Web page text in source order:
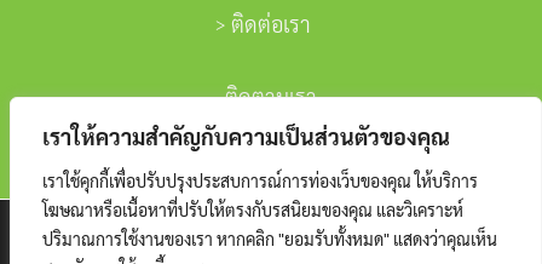
เราให้ความสำคัญกับความเป็นส่วนตัวของคุณ
เราใช้คุกกี้เพื่อปรับปรุงประสบการณ์การท่องเว็บของคุณ ให้บริการ
โฆษณาหรือเนื้อหาที่ปรับให้ตรงกับรสนิยมของคุณ และวิเคราะห์
ปริมาณการใช้งานของเรา หากคลิก "ยอมรับทั้งหมด" แสดงว่าคุณเห็น
ติดต่อเรา
ติดตามเรา
We are using cookies to give you the best experience on
our website.